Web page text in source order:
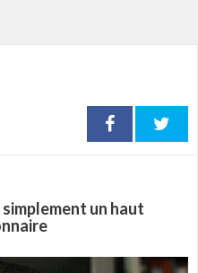
simplement un haut